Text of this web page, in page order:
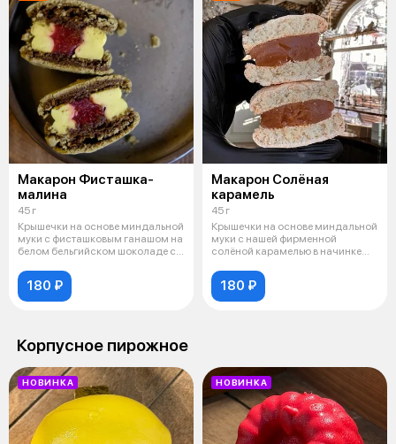
Макарон Фисташка-
малина
45 г
Крышечки на основе миндальной
муки с фисташковым ганашом на
белом бельгийском шоколаде с
180 ₽
Макарон Солёная
карамель
45 г
Крышечки на основе миндальной
муки с нашей фирменной
солёной карамелью в начинке
180 ₽
Корпусное пирожное
НОВИНКА НОВИНКА